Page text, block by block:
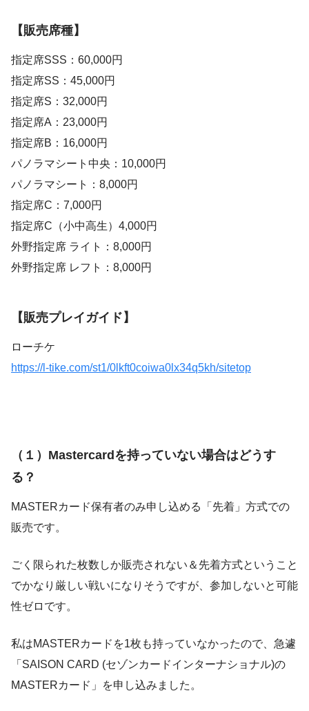
【販売席種】
指定席SSS：60,000円
指定席SS：45,000円
指定席S：32,000円
指定席A：23,000円
指定席B：16,000円
パノラマシート中央：10,000円
パノラマシート：8,000円
指定席C：7,000円
指定席C（小中高生）4,000円
外野指定席 ライト：8,000円
外野指定席 レフト：8,000円
【販売プレイガイド】
ローチケ
https://l-tike.com/st1/0lkft0coiwa0lx34q5kh/sitetop
（１）Mastercardを持っていない場合はどうす
る？
MASTERカード保有者のみ申し込める「先着」方式での
販売です。
ごく限られた枚数しか販売されない＆先着方式ということ
でかなり厳しい戦いになりそうですが、参加しないと可能
性ゼロです。
私はMASTERカードを1枚も持っていなかったので、急遽
「SAISON CARD (セゾンカードインターナショナル)の
MASTERカード」を申し込みました。